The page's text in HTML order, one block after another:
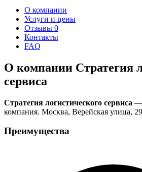
О компании
Услуги и цены
Отзывы 0
Контакты
FAQ
О компании Стратегия
сервиса
Стратегия логистического сервиса —
компания. Москва, Верейская улица,
Преимущества